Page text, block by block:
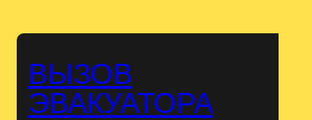
ВЫЗОВ
ЭВАКУАТОРА